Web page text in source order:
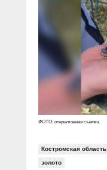
Социальные
Прямой разговор
В знании сила
Специальный
Газета «Щит и
Журнал
О
Контакты
Вакансии
ФОТО: оперативная съёмка
Костромская область
золото